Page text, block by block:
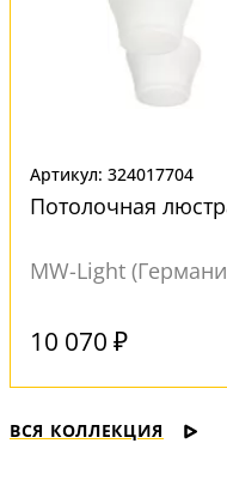
Артикул: 324017704
Потолочная
MW-Light
10 070 ₽
ВСЯ КОЛЛЕКЦИЯ